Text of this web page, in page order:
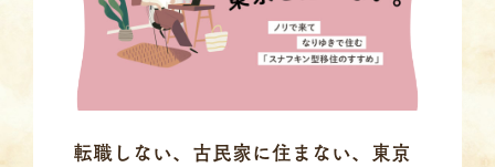
転職しない、古民家に住まない、東京